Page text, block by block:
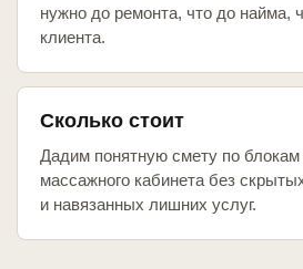
нужно до ремонта, что до найма,
клиента.
Сколько стоит
Дадим понятную смету по
массажного кабинета без
и навязанных лишних услуг.